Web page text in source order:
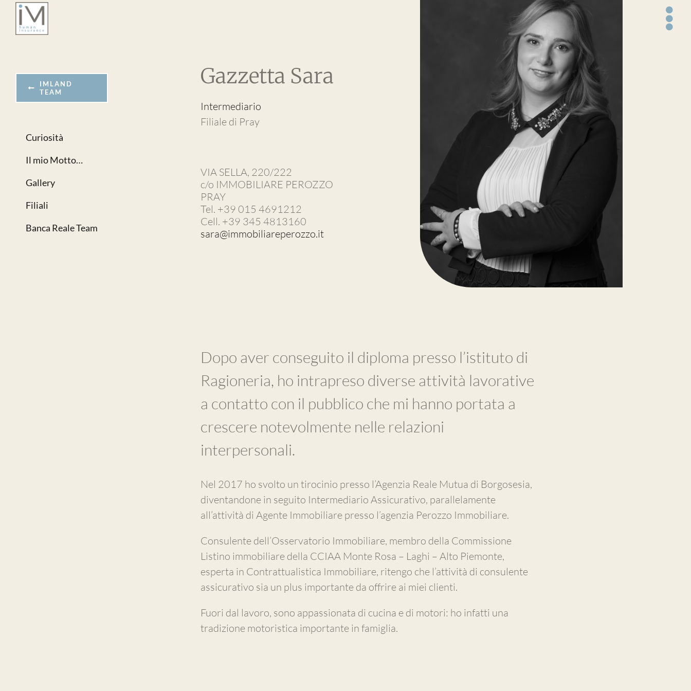
Salta
contenuto
Gazzetta Sara
Intermediario
Filiale di Pray
VIA SELLA, 220/222
c/o IMMOBILIARE PEROZZO
PRAY
Tel. +39 015 4691212
Cell. +39 345 4813160
sara@immobiliareperozzo.it
Dopo aver conseguito il diploma presso l’istituto di
Ragioneria, ho intrapreso diverse attività lavorative
a contatto con il pubblico che mi hanno portata a
crescere notevolmente nelle relazioni
interpersonali.
Nel 2017 ho svolto un tirocinio presso l’Agenzia Reale Mutua di Borgosesia,
diventandone in seguito Intermediario Assicurativo, parallelamente
all’attività di Agente Immobiliare presso l’agenzia Perozzo Immobiliare.
Consulente dell’Osservatorio Immobiliare, membro della Commissione
Listino immobiliare della CCIAA Monte Rosa – Laghi – Alto Piemonte,
esperta in Contrattualistica Immobiliare, ritengo che l’attività di consulente
assicurativo sia un plus importante da offrire ai miei clienti.
Fuori dal lavoro, sono appassionata di cucina e di motori: ho infatti una
tradizione motoristica importante in famiglia.
IMLAND
TEAM
Curiosità
Il mio Motto…
Gallery
Filiali
Banca Reale Team